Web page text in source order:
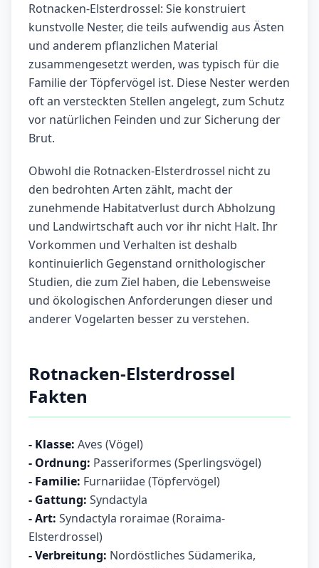
Rotnacken-Elsterdrossel: Sie konstruiert
kunstvolle Nester, die teils aufwendig aus Ästen
und anderem pflanzlichen Material
zusammengesetzt werden, was typisch für die
Familie der Töpfervögel ist. Diese Nester werden
oft an versteckten Stellen angelegt, zum Schutz
vor natürlichen Feinden und zur Sicherung der
Brut.
Obwohl die Rotnacken-Elsterdrossel nicht zu
den bedrohten Arten zählt, macht der
zunehmende Habitatverlust durch Abholzung
und Landwirtschaft auch vor ihr nicht Halt. Ihr
Vorkommen und Verhalten ist deshalb
kontinuierlich Gegenstand ornithologischer
Studien, die zum Ziel haben, die Lebensweise
und ökologischen Anforderungen dieser und
anderer Vogelarten besser zu verstehen.
Rotnacken-Elsterdrossel
Fakten
- Klasse: Aves (Vögel)
- Ordnung: Passeriformes (Sperlingsvögel)
- Familie: Furnariidae (Töpfervögel)
- Gattung: Syndactyla
- Art: Syndactyla roraimae (Roraima-
Elsterdrossel)
- Verbreitung: Nordöstliches Südamerika,